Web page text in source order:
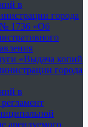
в
города
№ 1736 «Об
«Выдача копий
города
в
арендуемого